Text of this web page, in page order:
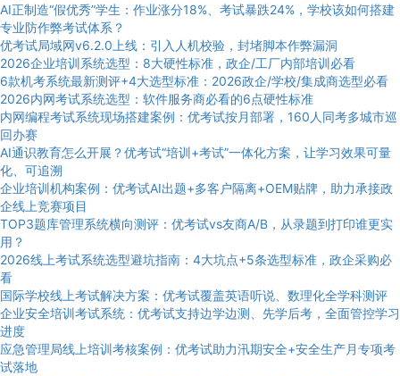
AI正制造“假优秀”学生：作业涨分18%、考试暴跌24%，学校该如何搭建
专业防作弊考试体系？
优考试局域网v6.2.0上线：引入人机校验，封堵脚本作弊漏洞
2026企业培训系统选型：8大硬性标准，政企/工厂内部培训必看
6款机考系统最新测评+4大选型标准：2026政企/学校/集成商选型必看
2026内网考试系统选型：软件服务商必看的6点硬性标准
内网编程考试系统现场搭建案例：优考试按月部署，160人同考多城市巡
回办赛
AI通识教育怎么开展？优考试“培训+考试”一体化方案，让学习效果可量
化、可追溯
企业培训机构案例：优考试AI出题+多客户隔离+OEM贴牌，助力承接政
企线上竞赛项目
TOP3题库管理系统横向测评：优考试vs友商A/B，从录题到打印谁更实
用？
2026线上考试系统选型避坑指南：4大坑点+5条选型标准，政企采购必
看
国际学校线上考试解决方案：优考试覆盖英语听说、数理化全学科测评
企业安全培训考试系统：优考试支持边学边测、先学后考，全面管控学习
进度
应急管理局线上培训考核案例：优考试助力汛期安全+安全生产月专项考
试落地